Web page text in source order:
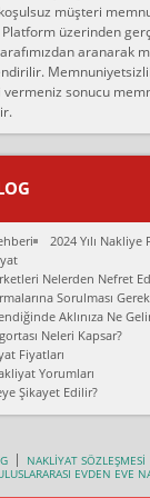
la anlaştık bu şahıs evin
için anlaştım
mecburiyetten tasittim.. bu
uraya asansör
Evimi taşıdım yani
yani Ümraniye
ilk haftası evimi
müşteri
üzerinden
aranarak
sonucu
2024 Yılı Nakliye
Nelerden Nefret
Sorulması
Aklınıza Ne
Neleri Kapsar?
Fiyatları
Yorumları
Şikayet Edilir?
NAKLİYAT SÖZLEŞMESİ
EVDEN EVE